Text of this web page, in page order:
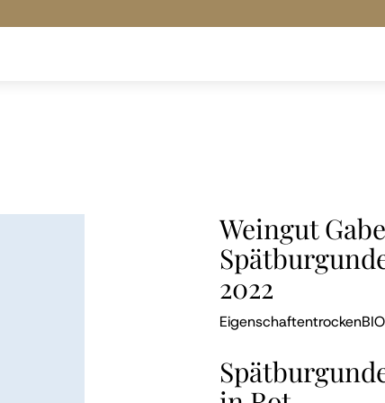
Weingut
2022
EigenschaftentrockenBIO